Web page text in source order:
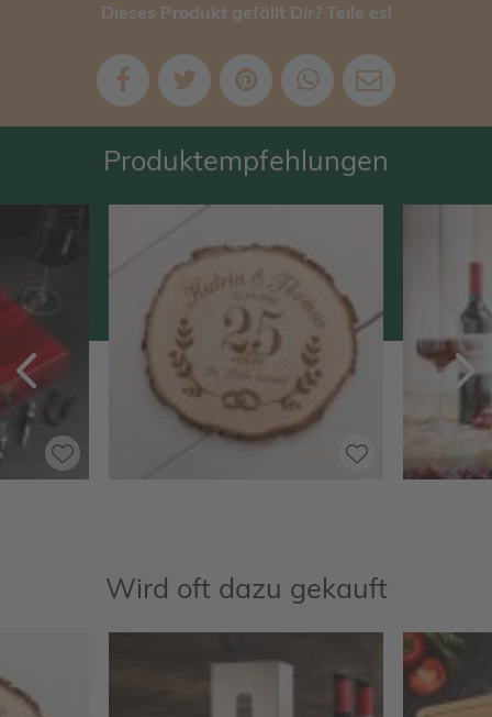
Dieses Produkt gefällt Dir? Teile es!
Produktempfehlungen
Zurück
Wird oft dazu gekauft